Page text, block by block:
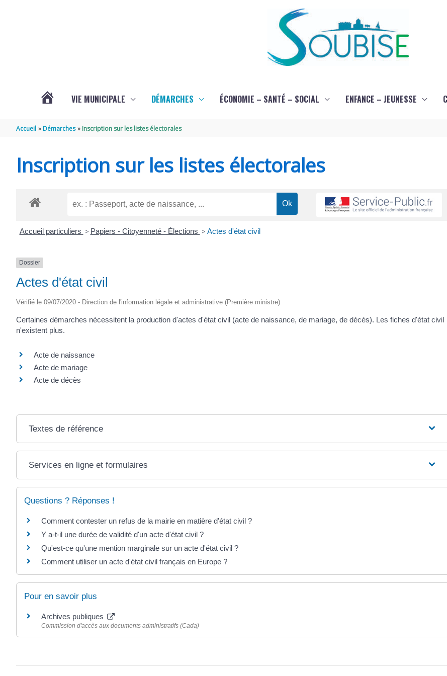
SOUBISE
VIE MUNICIPALE DÉMARCHES ÉCONOMIE – SANTÉ – SOCIAL ENFANCE – JEUNESSE
Accueil Démarches Inscription sur les listes électorales
Inscription sur les listes électorales
Accueil particuliers > Papiers - Citoyenneté - Élections > Actes d'état civil
Dossier
Actes d'état civil
Vérifié le 09/07/2020 - Direction de l'information légale et administrative (Première ministre)
Certaines démarches nécessitent la production d'actes d'état civil (acte de naissance, de mariage, de décès). Les fiches d'état civil
n'existent plus.
Acte de naissance
Acte de mariage
Acte de décès
Textes de référence
Services en ligne et formulaires
Questions ? Réponses !
Comment contester un refus de la mairie en matière d'état civil ?
Y a-t-il une durée de validité d'un acte d'état civil ?
Qu'est-ce qu'une mention marginale sur un acte d'état civil ?
Comment utiliser un acte d'état civil français en Europe ?
Pour en savoir plus
Archives publiques
Commission d'accès aux documents administratifs (Cada)